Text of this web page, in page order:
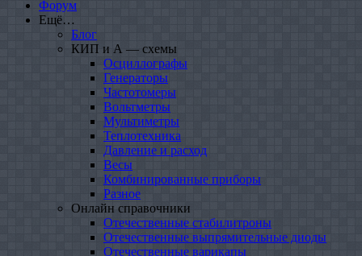
Форум
Ещё…
Блог
КИП и А — схемы
Осциллографы
Генераторы
Частотомеры
Вольтметры
Мультиметры
Теплотехника
Давление и расход
Весы
Комбинированные приборы
Разное
Онлайн справочники
Отечественные стабилитроны
Отечественные выпрямительные диоды
Отечественные варикапы